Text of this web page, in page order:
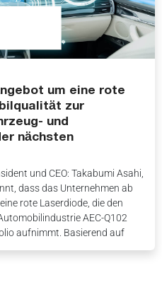
um eine rote
zur
und
nächsten
und CEO: Takabumi Asahi,
dass das Unternehmen ab
rote Laserdiode, die den
AEC-Q102
aufnimmt. Basierend auf